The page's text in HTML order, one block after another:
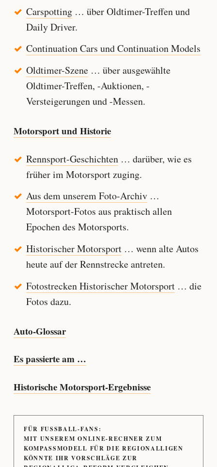
Carspotting… über Oldtimer-Treffen und
Daily Driver.
Continuation Cars und Continuation Models
Oldtimer-Szene… über ausgewählte
Oldtimer-Treffen, -Auktionen, -
Versteigerungen und -Messen.
Motorsport und Historie
Rennsport-Geschichten… darüber, wie es
früher im Motorsport zuging.
Aus dem unserem Foto-Archiv…
Motorsport-Fotos aus praktisch allen
Epochen des Motorsports.
Historischer Motorsport… wenn alte Autos
heute auf der Rennstrecke antreten.
Fotostrecken Historischer Motorsport… die
Fotos dazu.
Auto-Glossar
Es passierte am …
Historische Motorsport-Ergebnisse
FÜR FUSSBALL-FANS:
MIT UNSEREM ONLINE-RECHNER ZUM
KOMPASSMODELL FÜR DIE REGIONALLIGEN
KÖNNTE IHR VORSCHLÄGE ZUR